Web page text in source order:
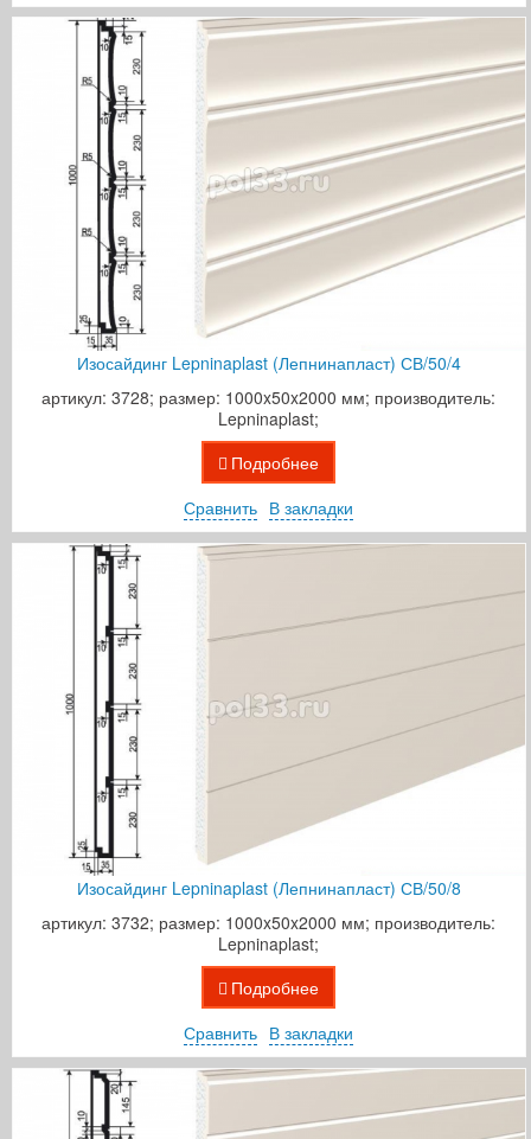
Изосайдинг Lepninaplast (Лепнинапласт) СВ/50/4
артикул: 3728; размер: 1000x50x2000 мм; производитель:
Lepninaplast;
Подробнее
Сравнить В закладки
Изосайдинг Lepninaplast (Лепнинапласт) СВ/50/8
артикул: 3732; размер: 1000x50x2000 мм; производитель:
Lepninaplast;
Подробнее
Сравнить В закладки